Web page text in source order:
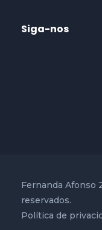
Siga-nos
Fernanda Afonso
reservados.
Política de